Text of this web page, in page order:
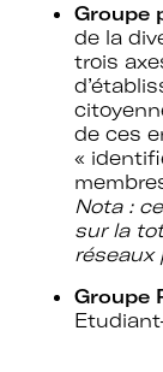
Groupe
de la
trois
de ces
«
Nota :
sur la
réseaux
Groupe